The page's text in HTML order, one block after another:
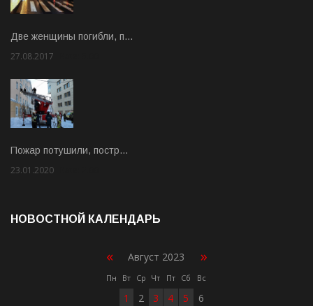
Две женщины погибли, п…
27.08.2017
Пожар потушили, постр…
23.01.2020
НОВОСТНОЙ КАЛЕНДАРЬ
« Август 2023 »
Пн Вт Ср Чт Пт Сб Вс
1 2 3 4 5
6